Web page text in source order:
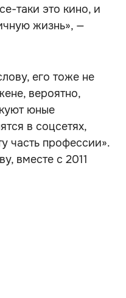
таки это кино, и
жизнь», —
его тоже не
вероятно,
юные
в соцсетях,
часть профессии».
вместе с 2011